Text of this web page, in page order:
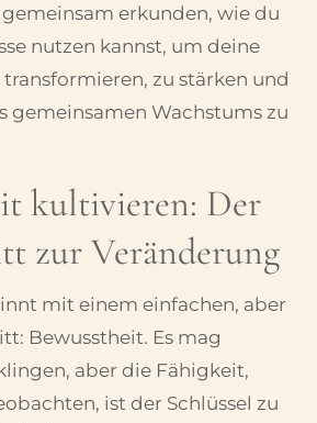
gemeinsam erkunden, wie du
nutzen kannst, um deine
zu stärken und
gemeinsamen Wachstums zu
kultivieren: Der
zur Veränderung
mit einem einfachen, aber
Bewusstheit. Es mag
aber die Fähigkeit,
ist der Schlüssel zu